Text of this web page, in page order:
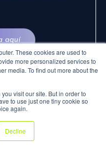
These cookies are used to
more personalized services to
media. To find out more about the
visit our site. But in order to
to use just one tiny cookie so
again.
Decline
aquí
LOS DERECHOS